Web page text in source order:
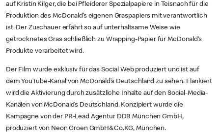
auf Kristin Kilger, die bei Pfleiderer Spezialpapiere in Teisnach für die
Produktion des McDonald’s eigenen Graspapiers mit verantwortlich
ist. Der Zuschauer erfährt so auf unterhaltsame Weise wie
getrocknetes Gras schließlich zu Wrapping-Papier für McDonald‘s
Produkte verarbeitet wird.
Der Film wurde exklusiv für das Social Web produziert und ist auf
dem YouTube-Kanal von McDonald’s Deutschland zu sehen. Flankiert
wird die Aktivierung durch zusätzliche Inhalte auf den Social-Media-
Kanälen von McDonald’s Deutschland. Konzipiert wurde die
Kampagne von der PR-Lead Agentur DDB München GmbH,
produziert von Neon Groen GmbH&Co.KG, München.